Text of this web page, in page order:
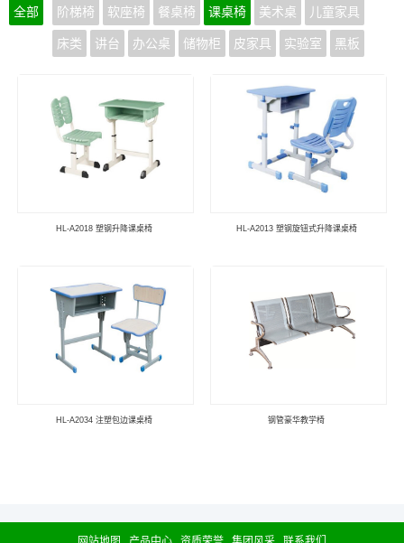
全部 阶梯椅 软座椅 餐桌椅 课桌椅 美术桌 儿童家具
床类 讲台 办公桌 储物柜 皮家具 实验室 黑板
HL-A2018 塑钢升降课桌椅 HL-A2013 塑钢旋钮式升降课桌椅
HL-A2034 注塑包边课桌椅 钢管豪华教学椅